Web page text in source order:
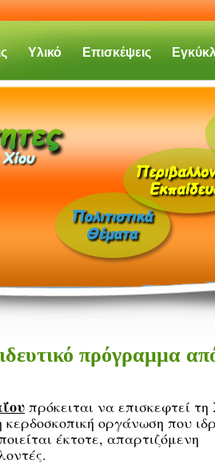
Υλικό Επισκέψεις
πρόγραμμα
πρόκειται να επισκεφτεί τη
κερδοσκοπική οργάνωση που
έκτοτε, απαρτιζόμενη